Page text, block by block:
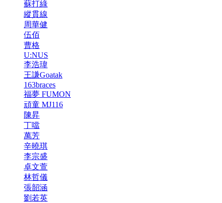
蘇打綠
縱貫線
周華健
伍佰
曹格
U:NUS
李浩瑋
王謙Goatak
163braces
福夢 FUMON
頑童 MJ116
陳昇
丁噹
萬芳
辛曉琪
李宗盛
卓文萱
林哲儀
張韶涵
劉若英